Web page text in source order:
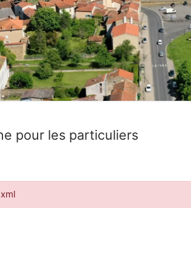
pour les particuliers